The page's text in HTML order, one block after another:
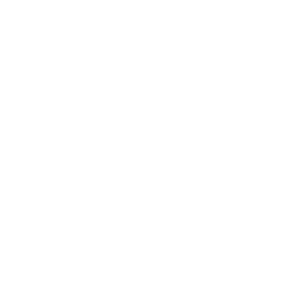
Este martes dará
(ROSS) la segunda
barrio’ por el que se
centros educativos de
importantes para la
de 40 colegios de